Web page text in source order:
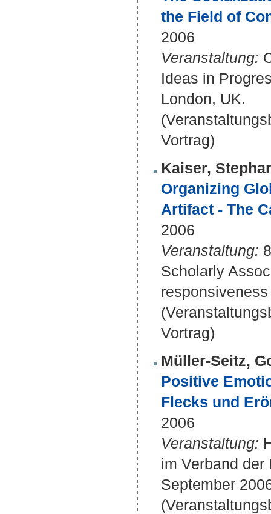
the Field of
2006
Veranstaltung:
Ideas in
London, UK.
Vortrag)
Kaiser,
Organizing
Artifact - The
2006
Veranstaltung:
Scholarly
Vortrag)
Müller-Seitz,
Positive
Flecks und
2006
Veranstaltung:
im Verband der
September